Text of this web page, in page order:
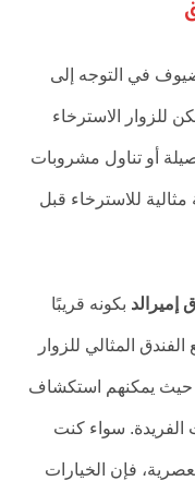
في التوجه إلى
للزوار الاسترخاء
أو تناول مشروبات
للاسترخاء قبل
إميرالد بكونه قريبًا
المثالي للزوار
حيث يمكنهم استكشاف
الفريدة. سواء كنت
فإن الخيارات